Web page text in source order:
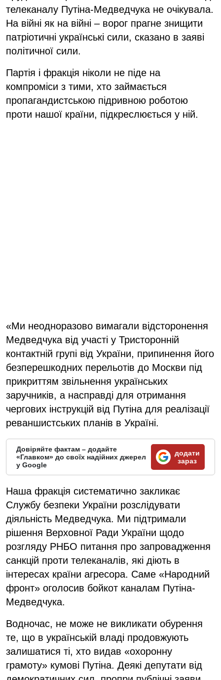
телеканалу Путіна-Медведчука не очікувала.
На війні як на війні – ворог прагне знищити
патріотичні українські сили, сказано в заяві
політичної сили.
Партія і фракція ніколи не піде на
компроміси з тими, хто займається
пропагандистською підривною роботою
проти нашої країни, підкреслюється у ній.
«Ми неодноразово вимагали відсторонення
Медведчука від участі у Тристоронній
контактній групі від України, припинення його
безперешкодних перельотів до Москви під
прикриттям звільнення українських
заручників, а насправді для отримання
чергових інструкцій від Путіна для реалізації
реваншистських планів в Україні.
Довіряйте фактам – додайте
«Главком» до своїх надійних джерел
у Google
додати
зараз
Наша фракція систематично закликає
Службу безпеки України розслідувати
діяльність Медведчука. Ми підтримали
рішення Верховної Ради України щодо
розгляду РНБО питання про запровадження
санкцій проти телеканалів, які діють в
інтересах країни агресора. Саме «Народний
фронт» оголосив бойкот каналам Путіна-
Медведчука.
Водночас, не може не викликати обурення
те, що в українській владі продовжують
залишатися ті, хто видав «охоронну
грамоту» кумові Путіна. Деякі депутати від